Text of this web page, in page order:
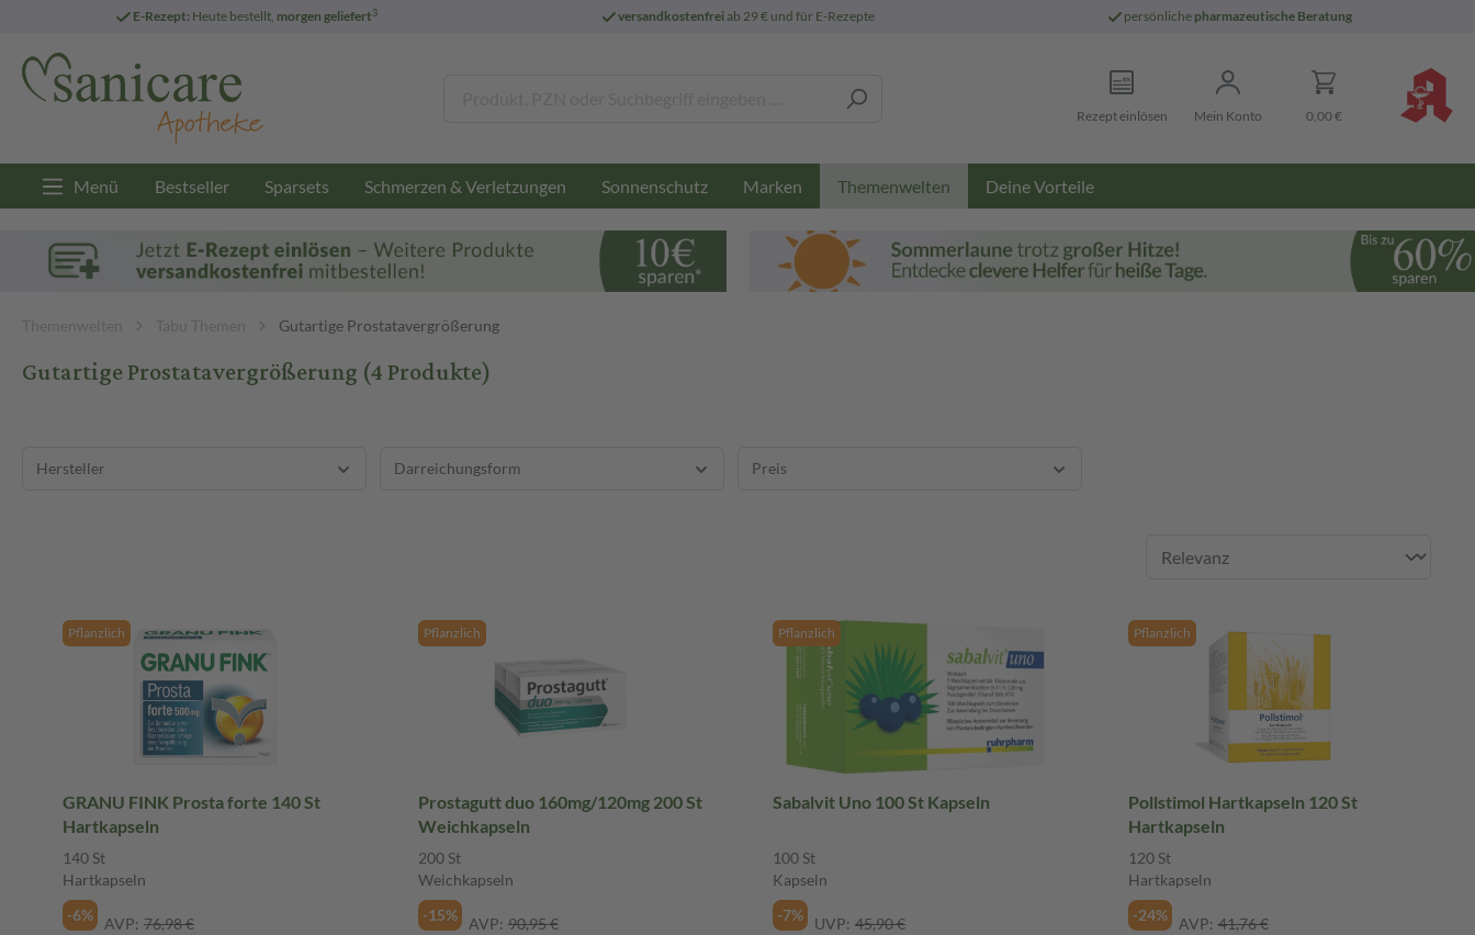
E-Rezept: Heute bestellt, morgen geliefert3 versandkostenfreiab 29 € und für E-Rezepte persönliche pharmazeutische Beratung
Rezept einlösen Mein Konto 0,00 €
Menü Bestseller Sparsets Schmerzen & Verletzungen Sonnenschutz Marken Themenwelten Deine Vorteile
Themenwelten Tabu Themen Gutartige Prostatavergrößerung
Gutartige Prostatavergrößerung(4 Produkte)
Hersteller Darreichungsform Preis
Pflanzlich
GRANU FINK Prosta forte 140 St
Hartkapseln
140 St
Hartkapseln
-6%
AVP: 76,98 €
Pflanzlich
Prostagutt duo 160mg/120mg 200 St
Weichkapseln
200 St
Weichkapseln
-15%
AVP: 90,95 €
Pflanzlich
Sabalvit Uno 100 St Kapseln
100 St
Kapseln
-7%
UVP: 45,90 €
Pflanzlich
Pollstimol Hartkapseln 120 St
Hartkapseln
120 St
Hartkapseln
-24%
AVP: 41,76 €